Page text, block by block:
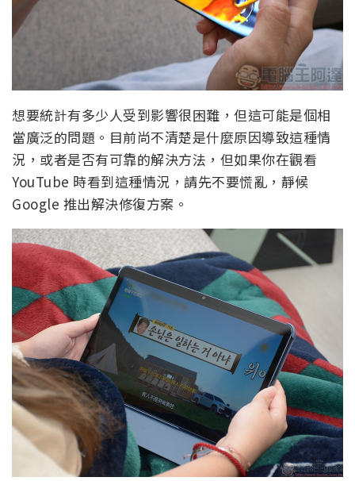
想要統計有多少人受到影響很困難，但這可能是個相
當廣泛的問題。目前尚不清楚是什麼原因導致這種情
況，或者是否有可靠的解決方法，但如果你在觀看
YouTube 時看到這種情況，請先不要慌亂，靜候
Google 推出解決修復方案。